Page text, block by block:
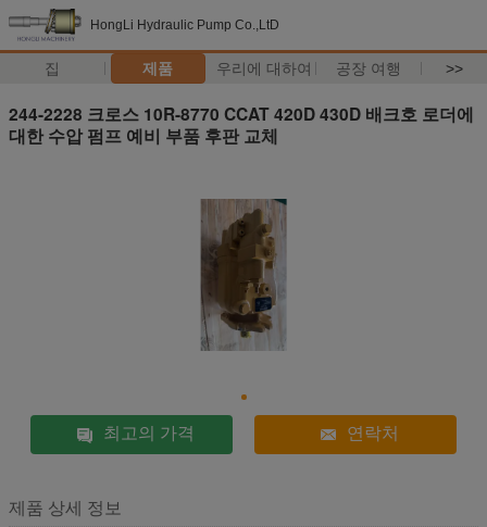
HongLi Hydraulic Pump Co.,LtD
집 제품 우리에 대하여 공장 여행 >>
244-2228 크로스 10R-8770 CCAT 420D 430D 배크호 로더에
대한 수압 펌프 예비 부품 후판 교체
최고의 가격 연락처
제품 상세 정보